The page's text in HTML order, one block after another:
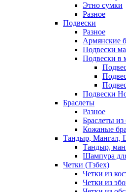
Этно сумки
Разное
Подвески
Разное
Армянские
Подвески
Подвески в
Подвески
Браслеты
Разное
Браслеты из
Кожаные
Тандыр, Мангал,
Тандыр,
Шампура
Четки (Тзбех)
Четки из
Четки из